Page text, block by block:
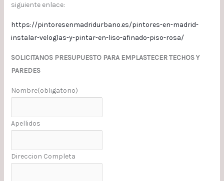
siguiente enlace:
https://pintoresenmadridurbano.es/pintores-en-madrid-
instalar-veloglas-y-pintar-en-liso-afinado-piso-rosa/
SOLICITANOS PRESUPUESTO PARA EMPLASTECER TECHOS Y
PAREDES
Nombre(obligatorio)
Apellidos
Direccion Completa